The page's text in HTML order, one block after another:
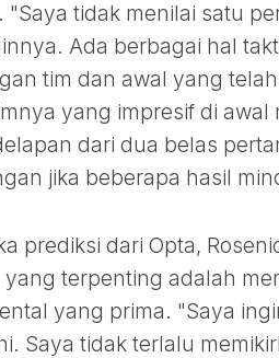
"Saya tidak menilai satu
Ada berbagai hal
tim dan awal yang
yang impresif di awal
dari dua belas
jika beberapa hasil
prediksi dari Opta,
terpenting adalah
yang prima. "Saya
Saya tidak terlalu